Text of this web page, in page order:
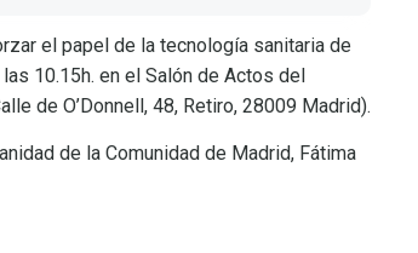
el papel de la tecnología sanitaria de
10.15h. en el Salón de Actos del
de O’Donnell, 48, Retiro, 28009 Madrid).
de la Comunidad de Madrid, Fátima